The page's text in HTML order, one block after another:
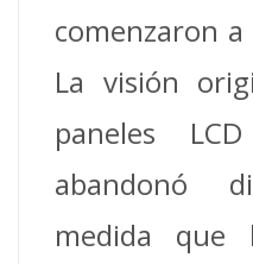
comenzaron
La visión
paneles
abandonó
medida que